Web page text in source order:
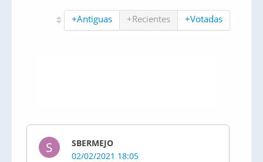
+Antiguas +Recientes +Votadas
S
SBERMEJO
02/02/2021 18:05